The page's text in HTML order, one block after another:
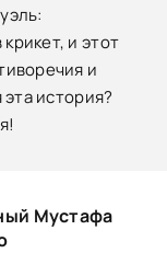
и этот
и
история?
Мустафа